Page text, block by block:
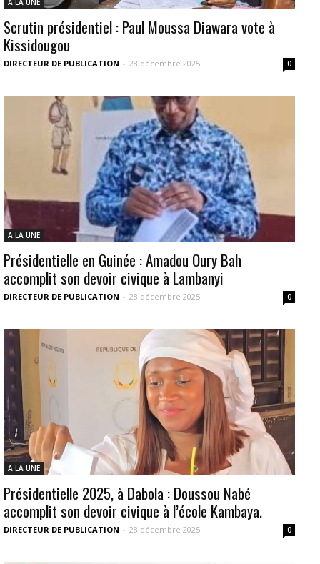
A LA UNE
Scrutin présidentiel : Paul Moussa Diawara vote à
Kissidougou
DIRECTEUR DE PUBLICATION - 28 décembre 2025 0
A LA UNE
Présidentielle en Guinée : Amadou Oury Bah
accomplit son devoir civique à Lambanyi
DIRECTEUR DE PUBLICATION - 28 décembre 2025 0
A LA UNE
Présidentielle 2025, à Dabola : Doussou Nabé
accomplit son devoir civique à l’école Kambaya.
DIRECTEUR DE PUBLICATION - 28 décembre 2025 0